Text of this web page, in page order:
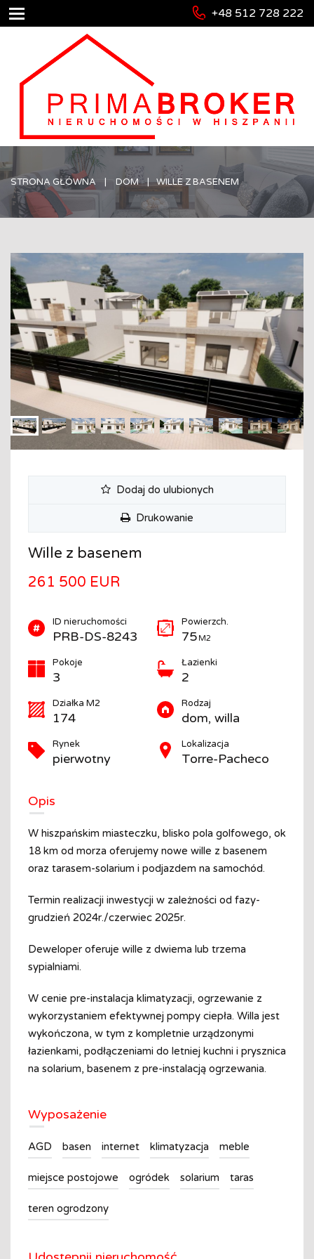
+48 512 728 222
STRONA GŁÓWNA DOM WILLE Z BASENEM
Dodaj do ulubionych
Drukowanie
Wille z basenem
261 500 EUR
ID nieruchomości
PRB-DS-8243
Powierzch.
75 M2
Pokoje
3
Łazienki
2
Działka M2
174
Rodzaj
dom, willa
Rynek
pierwotny
Lokalizacja
Torre-Pacheco
Opis
W hiszpańskim miasteczku, blisko pola golfowego, ok
18 km od morza oferujemy nowe wille z basenem
oraz tarasem-solarium i podjazdem na samochód.
Termin realizacji inwestycji w zależności od fazy-
grudzień 2024r./czerwiec 2025r.
Deweloper oferuje wille z dwiema lub trzema
sypialniami.
W cenie pre-instalacja klimatyzacji, ogrzewanie z
wykorzystaniem efektywnej pompy ciepła. Willa jest
wykończona, w tym z kompletnie urządzonymi
łazienkami, podłączeniami do letniej kuchni i prysznica
na solarium, basenem z pre-instalacją ogrzewania.
Wyposażenie
AGD basen internet klimatyzacja meble
miejsce postojowe ogródek solarium taras
teren ogrodzony